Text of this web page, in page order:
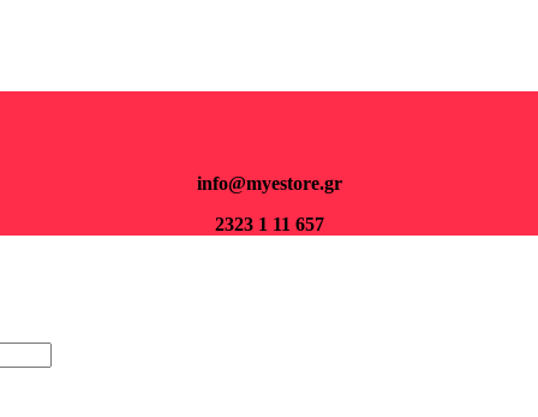
info@myestore.gr
2323 1 11 657